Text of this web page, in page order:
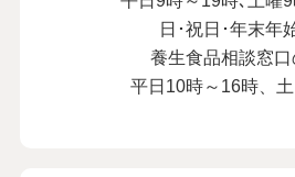
日･祝日･年末年
養生食品相談窓口
平日10時～16時、